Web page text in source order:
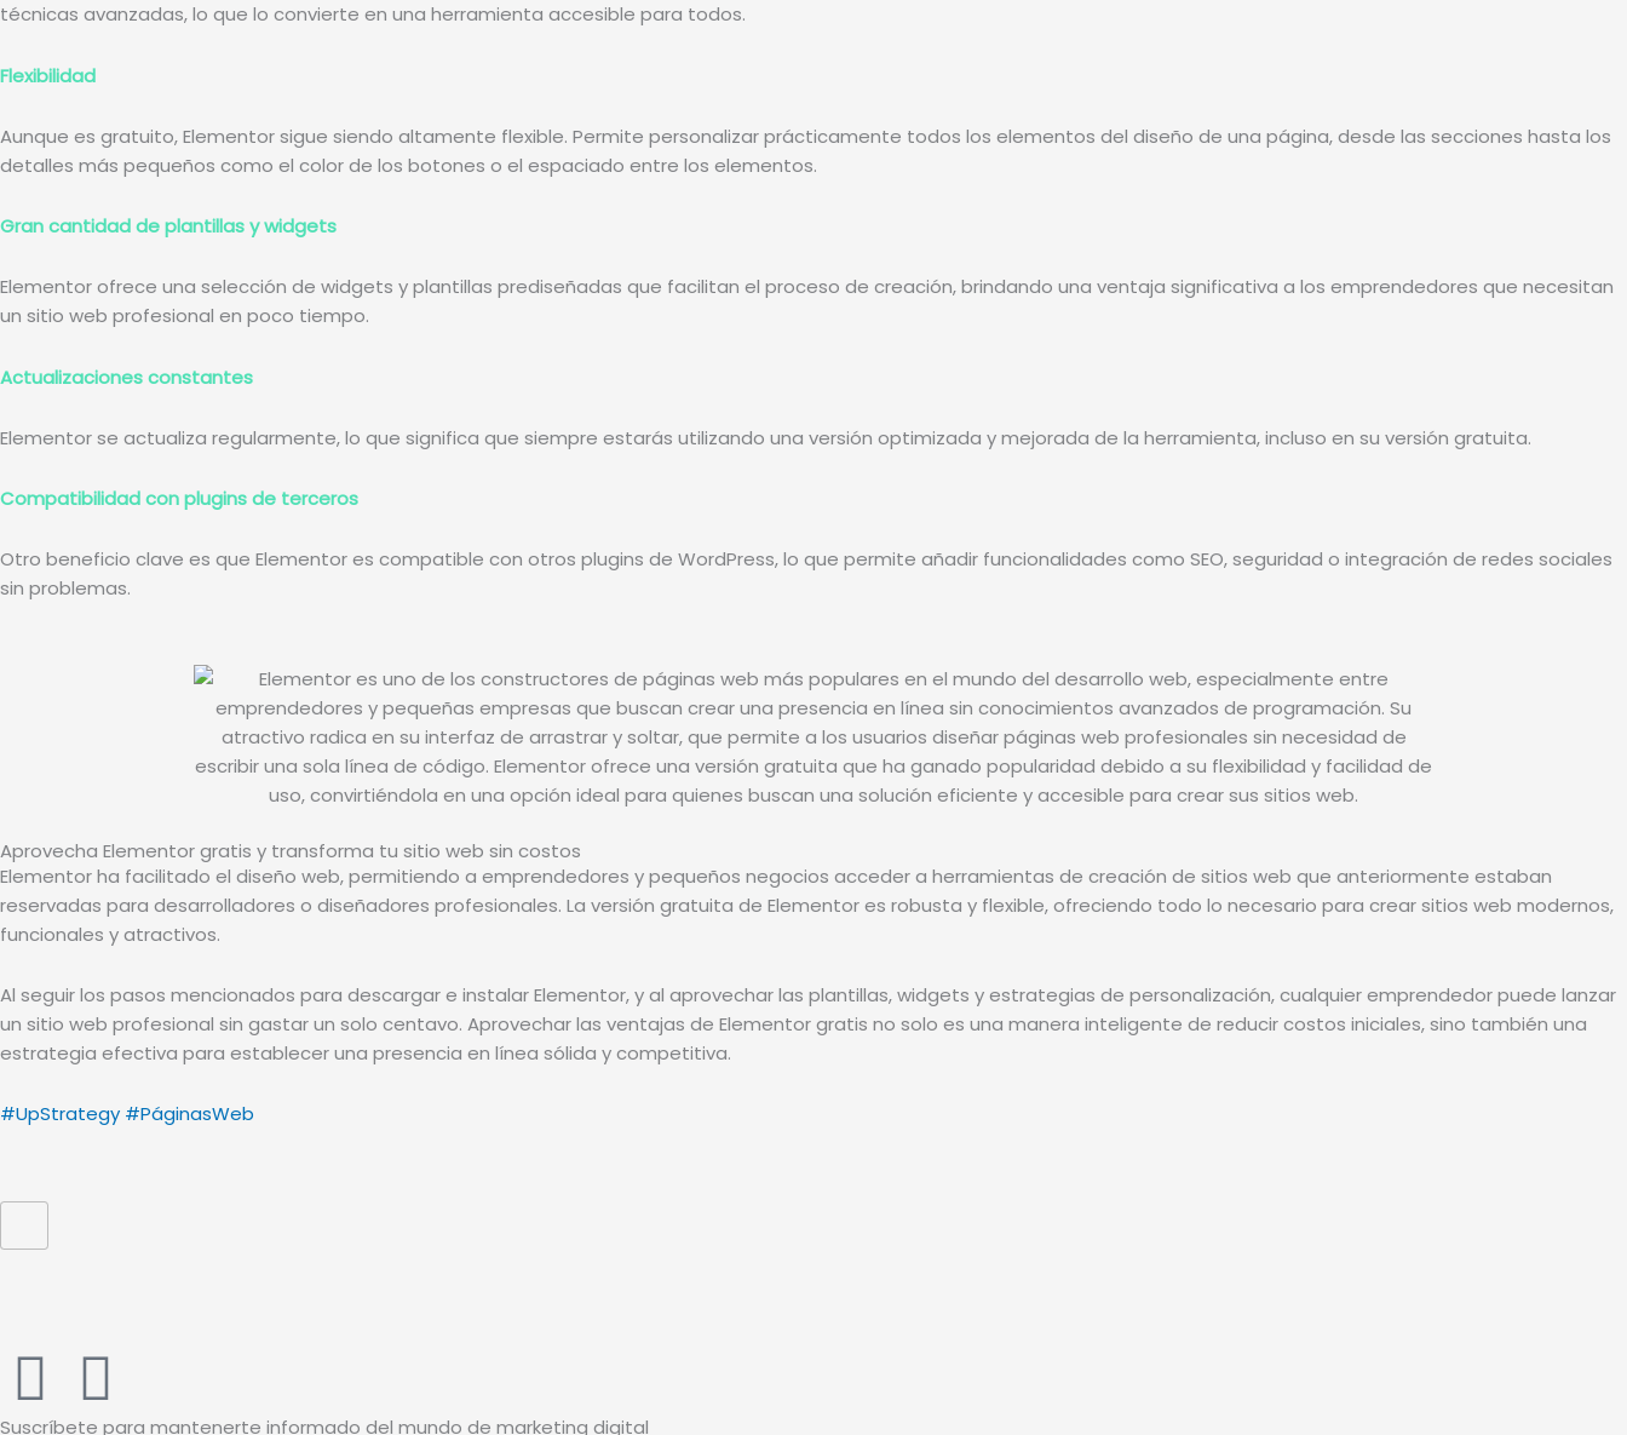
técnicas avanzadas, lo que lo convierte en una herramienta accesible para todos.
Flexibilidad
Aunque es gratuito, Elementor sigue siendo altamente flexible. Permite personalizar prácticamente todos los elementos del diseño de una página, desde las secciones hasta los
detalles más pequeños como el color de los botones o el espaciado entre los elementos.
Gran cantidad de plantillas y widgets
Elementor ofrece una selección de widgets y plantillas prediseñadas que facilitan el proceso de creación, brindando una ventaja significativa a los emprendedores que necesitan
un sitio web profesional en poco tiempo.
Actualizaciones constantes
Elementor se actualiza regularmente, lo que significa que siempre estarás utilizando una versión optimizada y mejorada de la herramienta, incluso en su versión gratuita.
Compatibilidad con plugins de terceros
Otro beneficio clave es que Elementor es compatible con otros plugins de WordPress, lo que permite añadir funcionalidades como SEO, seguridad o integración de redes sociales
sin problemas.
Aprovecha Elementor gratis y transforma tu sitio web sin costos
Elementor ha facilitado el diseño web, permitiendo a emprendedores y pequeños negocios acceder a herramientas de creación de sitios web que anteriormente estaban
reservadas para desarrolladores o diseñadores profesionales. La versión gratuita de Elementor es robusta y flexible, ofreciendo todo lo necesario para crear sitios web modernos,
funcionales y atractivos.
Al seguir los pasos mencionados para descargar e instalar Elementor, y al aprovechar las plantillas, widgets y estrategias de personalización, cualquier emprendedor puede lanzar
un sitio web profesional sin gastar un solo centavo. Aprovechar las ventajas de Elementor gratis no solo es una manera inteligente de reducir costos iniciales, sino también una
estrategia efectiva para establecer una presencia en línea sólida y competitiva.
#UpStrategy #PáginasWeb
F I
Suscríbete para mantenerte informado del mundo de marketing digital